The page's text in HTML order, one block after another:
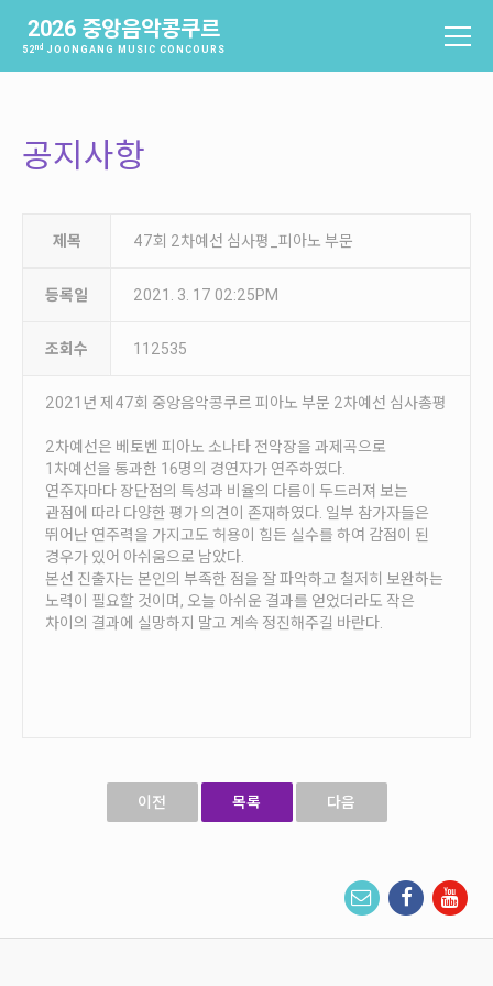
2026 중앙음악콩쿠르
52nd JOONGANG MUSIC CONCOURS
소개
역사
역대수상자
과제곡 및 요강
참가신청 및 확인
참가신청확인
본선진출자 및 결과
안내
공지사항
자주묻는질문
입상자소식
사무국위치
공지사항
제목 47회 2차예선 심사평_피아노 부문
등록일 2021. 3. 17 02:25PM
조회수 112535
2021년 제47회 중앙음악콩쿠르 피아노 부문 2차예선 심사총평
2차예선은 베토벤 피아노 소나타 전악장을 과제곡으로
1차예선을 통과한 16명의 경연자가 연주하였다.
연주자마다 장단점의 특성과 비율의 다름이 두드러져 보는
관점에 따라 다양한 평가 의견이 존재하였다. 일부 참가자들은
뛰어난 연주력을 가지고도 허용이 힘든 실수를 하여 감점이 된
경우가 있어 아쉬움으로 남았다.
본선 진출자는 본인의 부족한 점을 잘 파악하고 철저히 보완하는
노력이 필요할 것이며, 오늘 아쉬운 결과를 얻었더라도 작은
차이의 결과에 실망하지 말고 계속 정진해주길 바란다.
이전 목록 다음